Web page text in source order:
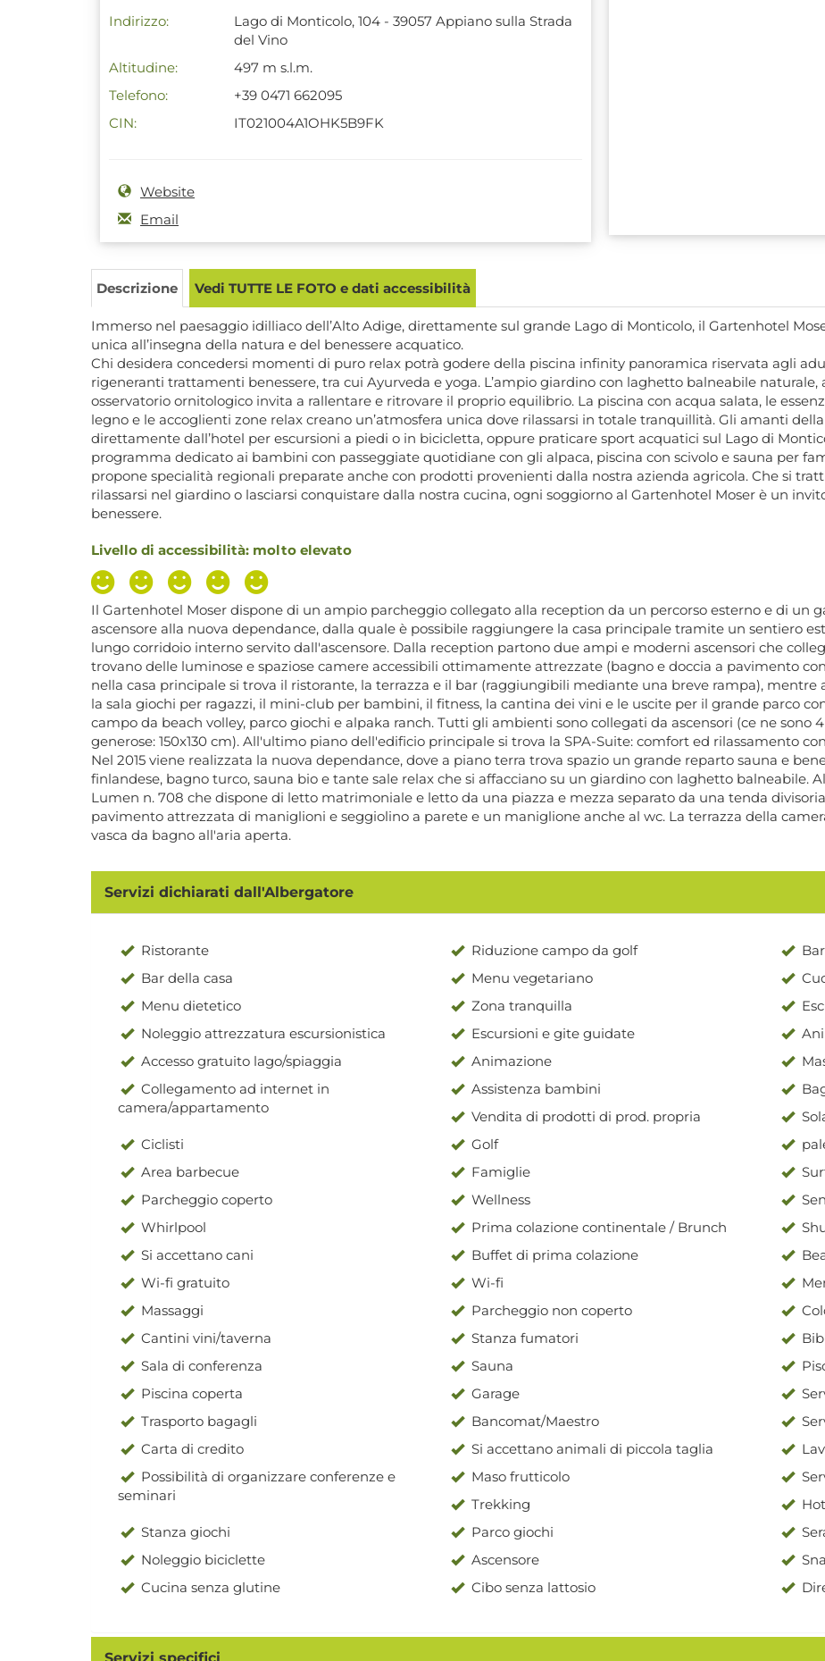
Indirizzo:
Lago di Monticolo, 104 - 39057 Appiano sulla Strada
del Vino
Altitudine:
497 m s.l.m.
Telefono:
+39 0471 662095
CIN:
IT021004A1OHK5B9FK
Website
Email
Descrizione Vedi TUTTE LE FOTO e dati accessibilità
Immerso nel paesaggio idilliaco dell’Alto Adige, direttamente sul grande Lago di Monticolo, il Gartenhotel
unica all’insegna della natura e del benessere acquatico.
Chi desidera concedersi momenti di puro relax potrà godere della piscina infinity panoramica riservata agli
rigeneranti trattamenti benessere, tra cui Ayurveda e yoga. L’ampio giardino con laghetto balneabile
osservatorio ornitologico invita a rallentare e ritrovare il proprio equilibrio. La piscina con acqua salata, le
legno e le accoglienti zone relax creano un’atmosfera unica dove rilassarsi in totale tranquillità. Gli amanti
direttamente dall’hotel per escursioni a piedi o in bicicletta, oppure praticare sport acquatici sul Lago di
programma dedicato ai bambini con passeggiate quotidiane con gli alpaca, piscina con scivolo e sauna per
propone specialità regionali preparate anche con prodotti provenienti dalla nostra azienda agricola. Che si
rilassarsi nel giardino o lasciarsi conquistare dalla nostra cucina, ogni soggiorno al Gartenhotel Moser è un
benessere.
Livello di accessibilità: molto elevato
Il Gartenhotel Moser dispone di un ampio parcheggio collegato alla reception da un percorso esterno e di un
ascensore alla nuova dependance, dalla quale è possibile raggiungere la casa principale tramite un sentiero
lungo corridoio interno servito dall'ascensore. Dalla reception partono due ampi e moderni ascensori che
trovano delle luminose e spaziose camere accessibili ottimamente attrezzate (bagno e doccia a pavimento
nella casa principale si trova il ristorante, la terrazza e il bar (raggiungibili mediante una breve rampa), mentre
la sala giochi per ragazzi, il mini-club per bambini, il fitness, la cantina dei vini e le uscite per il grande parco
campo da beach volley, parco giochi e alpaka ranch. Tutti gli ambienti sono collegati da ascensori (ce ne
generose: 150x130 cm). All'ultimo piano dell'edificio principale si trova la SPA-Suite: comfort ed rilassamento
Nel 2015 viene realizzata la nuova dependance, dove a piano terra trova spazio un grande reparto sauna e
finlandese, bagno turco, sauna bio e tante sale relax che si affacciano su un giardino con laghetto balneabile.
Lumen n. 708 che dispone di letto matrimoniale e letto da una piazza e mezza separato da una tenda
pavimento attrezzata di maniglioni e seggiolino a parete e un maniglione anche al wc. La terrazza della
vasca da bagno all'aria aperta.
Servizi dichiarati dall'Albergatore
Ristorante Riduzione campo da golf
Bar della casa
Menu vegetariano
Menu dietetico
Zona tranquilla
Noleggio attrezzatura escursionistica
Escursioni e gite guidate
Accesso gratuito lago/spiaggia
Animazione
Collegamento ad internet in
camera/appartamento
Assistenza bambini
Vendita di prodotti di prod. propria
Ciclisti
Golf
Area barbecue
Famiglie
Parcheggio coperto
Wellness
Whirlpool
Prima colazione continentale / Brunch
Si accettano cani
Buffet di prima colazione
Wi-fi gratuito
Wi-fi
Massaggi
Parcheggio non coperto
Cantini vini/taverna
Stanza fumatori
Sala di conferenza
Sauna
Piscina coperta
Garage
Trasporto bagagli
Bancomat/Maestro
Carta di credito
Si accettano animali di piccola taglia
Possibilità di organizzare conferenze e
seminari
Maso frutticolo
Trekking
Stanza giochi
Parco giochi
Noleggio biciclette
Ascensore
Cucina senza glutine
Cibo senza lattosio